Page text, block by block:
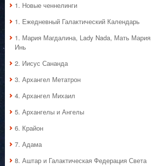
1. Hовые ченнелинги
1. Ежедневный Галактический Календарь
1. Мария Магдалина, Lady Nada, Мать
Инь
2. Иисус Сананда
3. Архангел Метатрон
4. Архангел Михаил
5. Архангелы и Ангелы
6. Крайон
7. Адама
8. Аштар и Галактическая Федерация Света